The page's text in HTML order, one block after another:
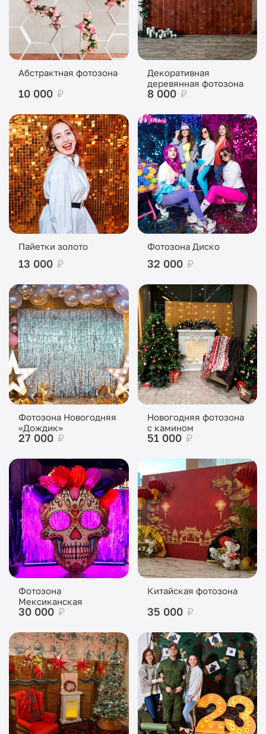
Абстрактная фотозона
10 000 ₽
Декоративная
деревянная фотозона
8 000 ₽
Пайетки золото
13 000 ₽
Фотозона Диско
32 000 ₽
Фотозона Новогодняя
«Дождик»
27 000 ₽
Новогодняя фотозона
с камином
51 000 ₽
Фотозона
Мексиканская
30 000 ₽
Китайская фотозона
35 000 ₽